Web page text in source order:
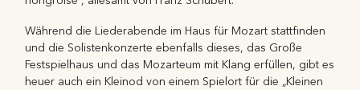
Während die Liederabende im Haus für Mozart stattfinden
und die Solistenkonzerte ebenfalls dieses, das Große
Festspielhaus und das Mozarteum mit Klang erfüllen, gibt es
heuer auch ein Kleinod von einem Spielort für die „Kleinen